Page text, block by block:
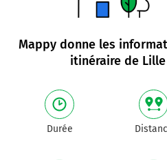
Mappy donne les
itinéraire de
Durée